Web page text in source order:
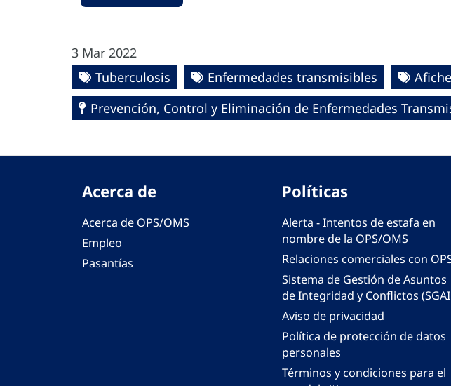
3 Mar 2022
Tuberculosis
Enfermedades transmisibles
Prevención, Control y Eliminación de Enfermedades
Acerca de
Acerca de OPS/OMS
Empleo
Pasantías
Políticas
Alerta - Intentos de estafa en
nombre de la OPS/OMS
Relaciones comerciales con
Sistema de Gestión de Asuntos
de Integridad y Conflictos
Aviso de privacidad
Política de protección de datos
personales
Términos y condiciones para el